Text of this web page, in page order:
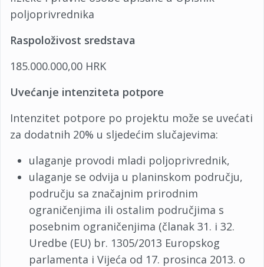
poljoprivrednika
Raspoloživost sredstava
185.000.000,00 HRK
Uvećanje intenziteta potpore
Intenzitet potpore po projektu može se uvećati
za dodatnih 20% u sljedećim slučajevima:
ulaganje provodi mladi poljoprivrednik,
ulaganje se odvija u planinskom području,
području sa značajnim prirodnim
ograničenjima ili ostalim područjima s
posebnim ograničenjima (članak 31. i 32.
Uredbe (EU) br. 1305/2013 Europskog
parlamenta i Vijeća od 17. prosinca 2013. o